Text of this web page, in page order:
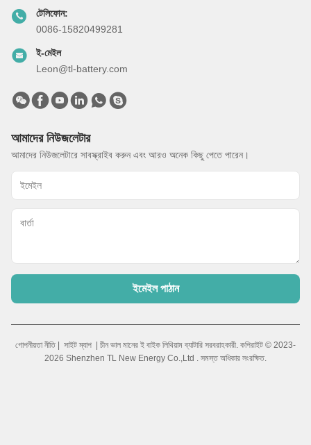
টেলিফোন:
0086-15820499281
ই-মেইল
Leon@tl-battery.com
আমাদের নিউজলেটার
আমাদের নিউজলেটারে সাবস্ক্রাইব করুন এবং আরও অনেক কিছু পেতে পারেন।
ইমেইল পাঠান
গোপনীয়তা নীতি | সাইট ম্যাপ | চীন ভাল মানের ই বাইক লিথিয়াম ব্যাটারি সরবরাহকারী. কপিরাইট © 2023-
2026 Shenzhen TL New Energy Co.,Ltd . সমস্ত অধিকার সংরক্ষিত.